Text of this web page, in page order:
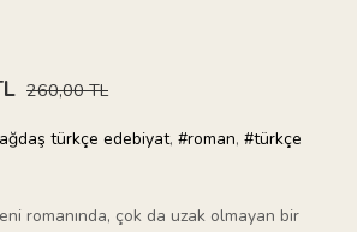
260,00 TL
türkçe edebiyat, #roman, #türkçe
romanında, çok da uzak olmayan bir